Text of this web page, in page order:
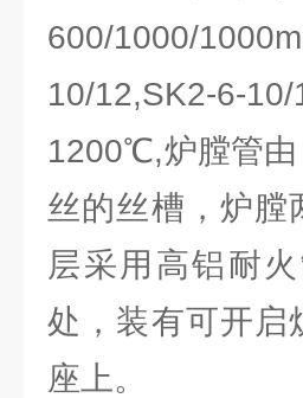
600/1000/
10/12,SK2-6-
1200℃,炉膛管由
丝的丝槽，炉膛
层采用高铝耐
处，装有可开启
座上。